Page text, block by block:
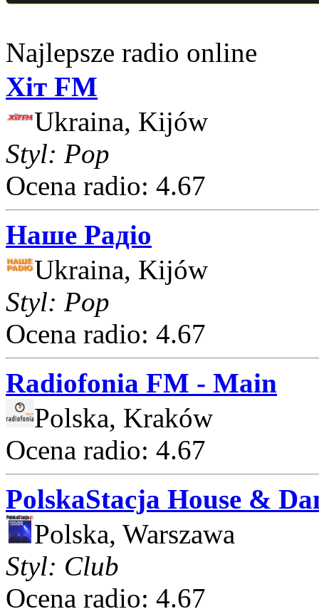
Najlepsze radio online
Хіт FM
Ukraina, Kijów
Styl: Pop
Ocena radio: 4.67
Наше Радіо
Ukraina, Kijów
Styl: Pop
Ocena radio: 4.67
Radiofonia FM - Main
Polska, Kraków
Ocena radio: 4.67
PolskaStacja House &
Polska, Warszawa
Styl: Club
Ocena radio: 4.67